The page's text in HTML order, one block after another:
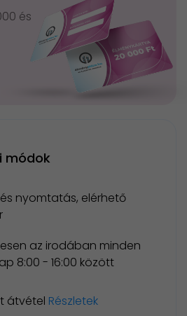
és
módok
nyomtatás, elérhető
az irodában minden
8:00 - 16:00 között
átvétel Részletek